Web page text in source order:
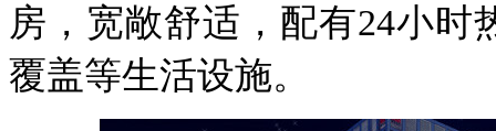
房，宽敞舒适，配有24小时
覆盖等生活设施。